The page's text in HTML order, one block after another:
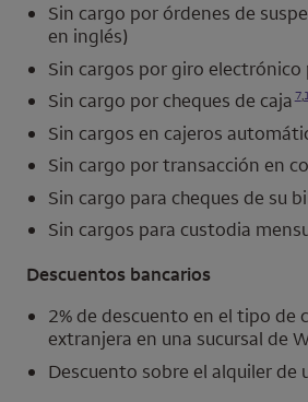
Sin cargo por órdenes de
en inglés)
Sin cargos por giro
Sin cargo por cheques de caja
Se abre una modalidad para nota al pie
7,
Se abre
Sin cargos en cajeros
Sin cargo por transacción en
Sin cargo para cheques de su
Sin cargos para custodia
Descuentos bancarios
2% de descuento en el tipo
extranjera en una sucursal de
Descuento sobre el alquiler de